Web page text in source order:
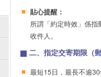
貼心提醒：
所謂「約定時效」係
收件人。
二、指定交寄期限（
最短15日，最長不逾